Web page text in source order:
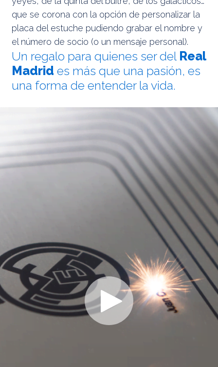
que se corona con la opción de personalizar la
placa del estuche pudiendo grabar el nombre y
el número de socio (o un mensaje personal).
Un regalo para quienes ser del Real
Madrid es más que una pasión, es
una forma de entender la vida.